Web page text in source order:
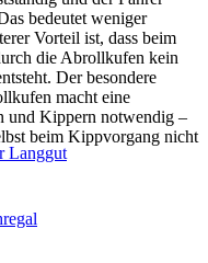
Langgut
bedeutet weniger
Vorteil ist, dass beim
die Abrollkufen kein
Der besondere
macht eine
und Kippern notwendig –
beim Kippvorgang nicht